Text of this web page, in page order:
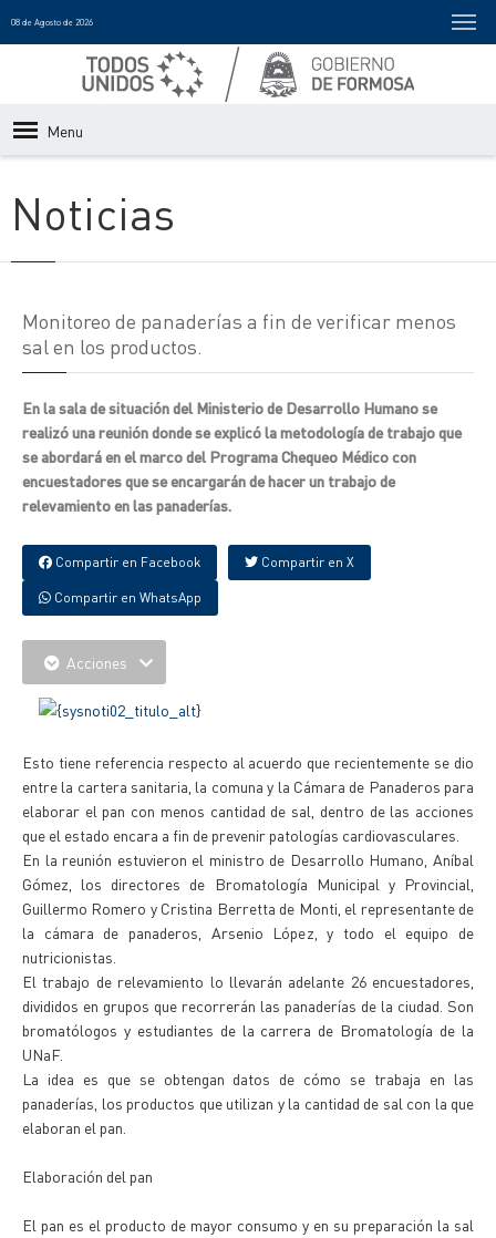
08 de Agosto de 2026
Menu
Noticias
Monitoreo de panaderías a fin de verificar menos
sal en los productos.
En la sala de situación del Ministerio de Desarrollo Humano se
realizó una reunión donde se explicó la metodología de trabajo que
se abordará en el marco del Programa Chequeo Médico con
encuestadores que se encargarán de hacer un trabajo de
relevamiento en las panaderías.
Compartir en Facebook Compartir en X
Compartir en WhatsApp
Acciones
Esto tiene referencia respecto al acuerdo que recientemente se dio
entre la cartera sanitaria, la comuna y la Cámara de Panaderos para
elaborar el pan con menos cantidad de sal, dentro de las acciones
que el estado encara a fin de prevenir patologías cardiovasculares.
En la reunión estuvieron el ministro de Desarrollo Humano, Aníbal
Gómez, los directores de Bromatología Municipal y Provincial,
Guillermo Romero y Cristina Berretta de Monti, el representante de
la cámara de panaderos, Arsenio López, y todo el equipo de
nutricionistas.
El trabajo de relevamiento lo llevarán adelante 26 encuestadores,
divididos en grupos que recorrerán las panaderías de la ciudad. Son
bromatólogos y estudiantes de la carrera de Bromatología de la
UNaF.
La idea es que se obtengan datos de cómo se trabaja en las
panaderías, los productos que utilizan y la cantidad de sal con la que
elaboran el pan.
Elaboración del pan
El pan es el producto de mayor consumo y en su preparación la sal